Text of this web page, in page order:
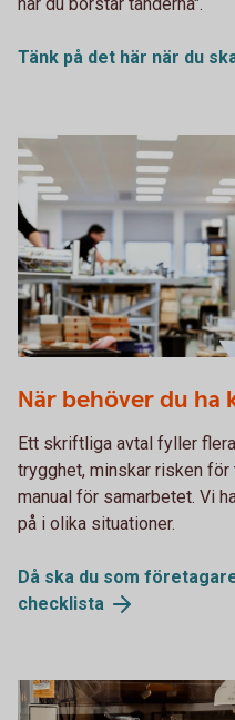
Tänk på det här när du
När behöver du ha
Ett skriftliga avtal fyller
trygghet, minskar risken
manual för samarbetet. Vi
på i olika situationer.
Då ska du som
checklista